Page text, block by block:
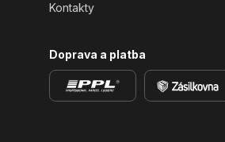
Kontakty
Doprava a platba